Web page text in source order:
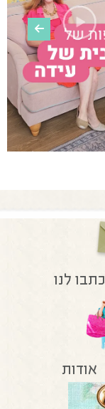
כתבו לנו
אודות